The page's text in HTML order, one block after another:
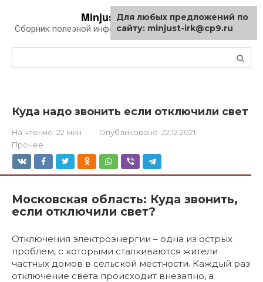
контенту
Minjust-irk.ru
Сборник полезной информации про автомобили
Куда надо звонить если отключили свет
На чтение: 22 мин Опубликовано: 22.12.2021
Прочее
Московская область: Куда звонить,
если отключили свет?
Отключения электроэнергии – одна из острых
проблем, с которыми сталкиваются жители
частных домов в сельской местности. Каждый раз
отключение света происходит внезапно, а
Для любых предложений по
сайту: minjust-irk@cp9.ru